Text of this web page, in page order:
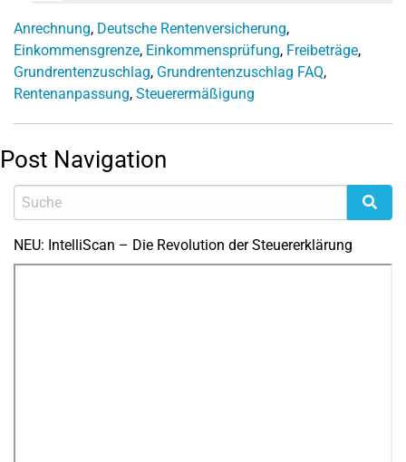
Anrechnung, Deutsche Rentenversicherung,
Einkommensgrenze, Einkommensprüfung, Freibeträge,
Grundrentenzuschlag, Grundrentenzuschlag FAQ,
Rentenanpassung, Steuerermäßigung
Post Navigation
NEU: IntelliScan – Die Revolution der Steuererklärung